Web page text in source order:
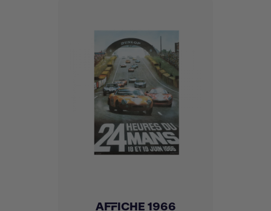
AFFICHE 1966